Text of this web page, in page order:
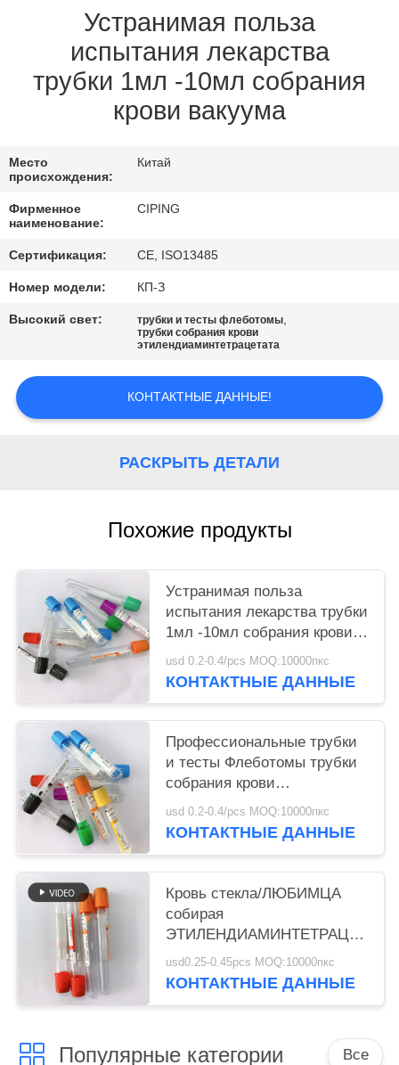
СПРОСИТЕ
ЦИТАТУ
КАРТА
PRIVACY
POLICY
Устранимая польза
испытания лекарства
трубки 1мл -10мл собрания
крови вакуума
Место
происхождения:
Китай
Фирменное
наименование:
CIPING
Сертификация: CE, ISO13485
Номер модели: КП-З
Высокий свет: трубки и тесты флеботомы,
трубки собрания крови
этилендиаминтетрацетата
КОНТАКТНЫЕ ДАННЫЕ!
РАСКРЫТЬ ДЕТАЛИ
Похожие продукты
Устранимая польза
испытания лекарства трубки
1мл -10мл собрания крови
вакуума
usd 0.2-0.4/pcs MOQ:10000пкс
КОНТАКТНЫЕ ДАННЫЕ
Профессиональные трубки
и тесты Флеботомы трубки
собрания крови
ЭТИЛЕНДИАМИНТЕТРАЦЕТАТА
usd 0.2-0.4/pcs MOQ:10000пкс
КОНТАКТНЫЕ ДАННЫЕ
Кровь стекла/ЛЮБИМЦА
собирая
ЭТИЛЕНДИАМИНТЕТРАЦЕТАТ
сигмы
ЭТИЛЕНДИАМИНТЕТРАЦЕТАТА
трубки двунатриевый в
usd0.25-0.45pcs MOQ:10000пкс
КОНТАКТНЫЕ ДАННЫЕ
Популярные категории Все